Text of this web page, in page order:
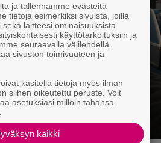
ja tallennamme evästeitä
tietoja esimerkiksi sivuista, joilla
laitteesi ominaisuuksista.
käyttötarkoituksiin ja
seuraavalla välilehdellä.
sivuston toimivuuteen ja
käsitellä tietoja myös ilman
siihen oikeutettu peruste. Voit
asetuksiasi milloin tahansa
kaikki